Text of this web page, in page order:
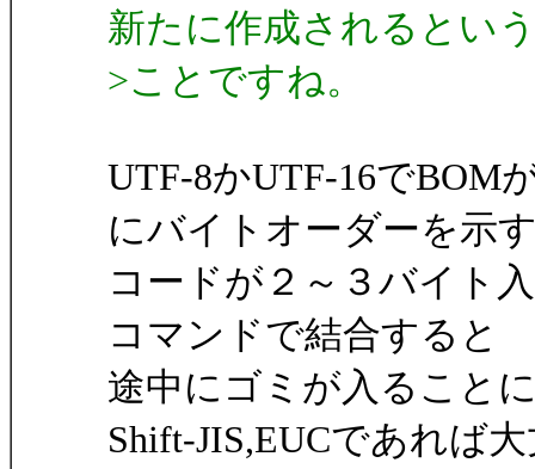
新たに作成されるとい
>ことですね。
UTF-8かUTF-16でBOM
にバイトオーダーを示
コードが２～３バイト
コマンドで結合すると
途中にゴミが入ること
Shift-JIS,EUCであれば